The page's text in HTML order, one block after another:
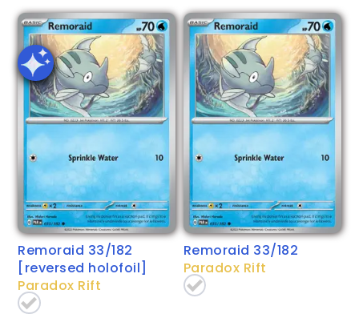
Remoraid 33/182
[reversed holofoil]
Paradox Rift
Remoraid 33/182
Paradox Rift